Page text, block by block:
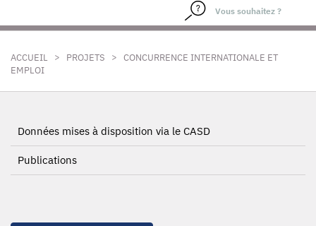
ACCUEIL > PROJETS > CONCURRENCE INTERNATIONALE ET
EMPLOI
Données mises à disposition via le CASD
Publications